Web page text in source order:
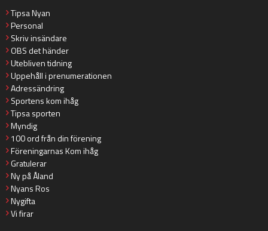
Tipsa Nyan
Personal
Skriv insändare
OBS det händer
Utebliven tidning
Uppehåll i prenumerationen
Adressändring
Sportens kom ihåg
Tipsa sporten
Myndig
100 ord från din förening
Föreningarnas Kom ihåg
Gratulerar
Ny på Åland
Nyans Ros
Nygifta
Vi firar